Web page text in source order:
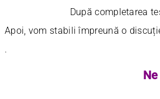
După completarea testului, îți
Apoi, vom stabili împreună o
.